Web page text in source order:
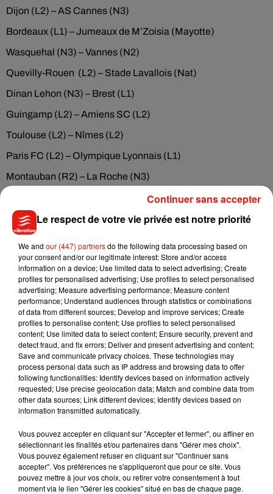
Dijon (L2) – AS Cannes (N3)
Bordeaux (L1) – Jumeaux de M’Zoisia (Mayotte)
Wasquehal (N3) – Vannes (N2)
Quevilly-Rouen (L2) – Stade Lavallois (Nat)
Dinan Lehon (N3) – Brest (L1)
Guingamp (L2) – Amiens SC (L2)
Toulouse (L2) – Nîmes (L2)
Paris FC (L2) – Olympique Lyonnais (L1)
Montauban (R2) – La Roche (N3)
JS Chemin bas d’Avignon (R2) – Clermont Foot (L1)
Bergerac (N2) – Metz (L1)
Jura Sud Foot (N2) – St Denis (La Réunion)
ES Cannet Rocheville (N3) – Olympique de Marseille (L1)
Entente Feignies Aulnoye FC (N3) – PSG (L1)
Entente Thaonnaise (N3) – AS Beauvais (N2)
Rendez-vousles 18 et 19 décembrepour ces 32èmes de
finale de la Coupe de France.
Cet élément est masqué compte-tenu du refus du
dépôt de cookies que vous avez exprimé. Si vous
souhaitez l'afficher, merci de nous donner votre accord
en cliquant sur le bouton ci-dessous.
Afficher l'élément
Le respect de votre vie privée est notre priorité
We and our (447) partnersdo the following data processing based on
your consent and/or our legitimate interest: Store and/or access
information on a device; Use limited data to select advertising; Create
profiles for personalised advertising; Use profiles to select personalised
advertising; Measure advertising performance; Measure content
performance; Understand audiences through statistics or combinations
of data from different sources; Develop and improve services; Create
profiles to personalise content; Use profiles to select personalised
content; Use limited data to select content; Ensure security, prevent and
detect fraud, and fix errors; Deliver and present advertising and content;
Save and communicate privacy choices. These technologies may
process personal data such as IP address and browsing data to offer
following functionalities: Identify devices based on information actively
requested; Use precise geolocation data; Match and combine data from
other data sources; Link different devices; Identify devices based on
information transmitted automatically.
Vous pouvez accepter en cliquant sur "Accepter et fermer", ou affiner en
sélectionnant les finalités et/ou partenaires dans "Gérer mes choix".
Vous pouvez également refuser en cliquant sur "Continuer sans
accepter". Vos préférences ne s'appliqueront que pour ce site. Vous
pouvez mettre à jour vos choix, ou retirer votre consentement à tout
moment via le lien "Gérer les cookies" situé en bas de chaque page.
Continuer sans accepter